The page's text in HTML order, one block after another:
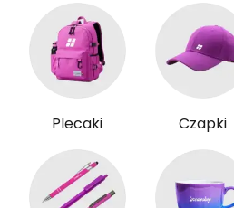
Plecaki Czapki